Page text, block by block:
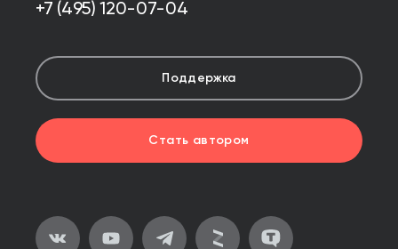
+7 (495) 120-07-04
Поддержка
Стать автором